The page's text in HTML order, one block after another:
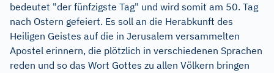
bedeutet "der fünfzigste Tag" und wird somit am 50. Tag
nach Ostern gefeiert. Es soll an die Herabkunft des
Heiligen Geistes auf die in Jerusalem versammelten
Apostel erinnern, die plötzlich in verschiedenen Sprachen
reden und so das Wort Gottes zu allen Völkern bringen